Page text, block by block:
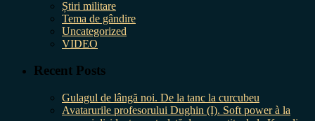
Știri militare
Tema de gândire
Uncategorized
VIDEO
Recent Posts
Gulagul de lângă noi. De la tanc la curcubeu
Avatarurile profesorului Dughin (I). Soft power à la